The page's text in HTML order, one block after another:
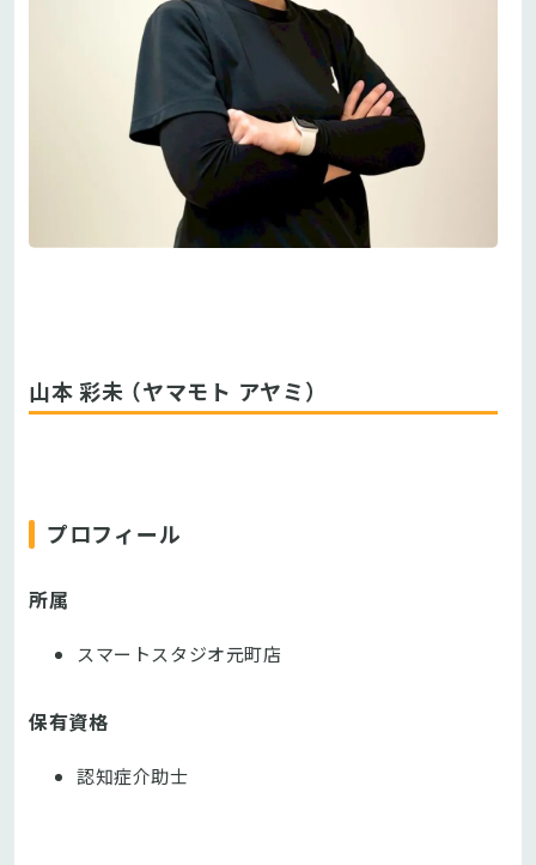
山本 彩未 （ヤマモト アヤミ）
プロフィール
所属
スマートスタジオ元町店
保有資格
認知症介助士